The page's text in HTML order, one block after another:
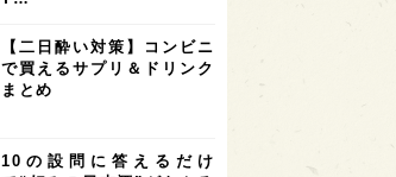
【二日酔い対策】コンビニ
で買えるサプリ＆ドリンク
まとめ
10の設問に答えるだけ